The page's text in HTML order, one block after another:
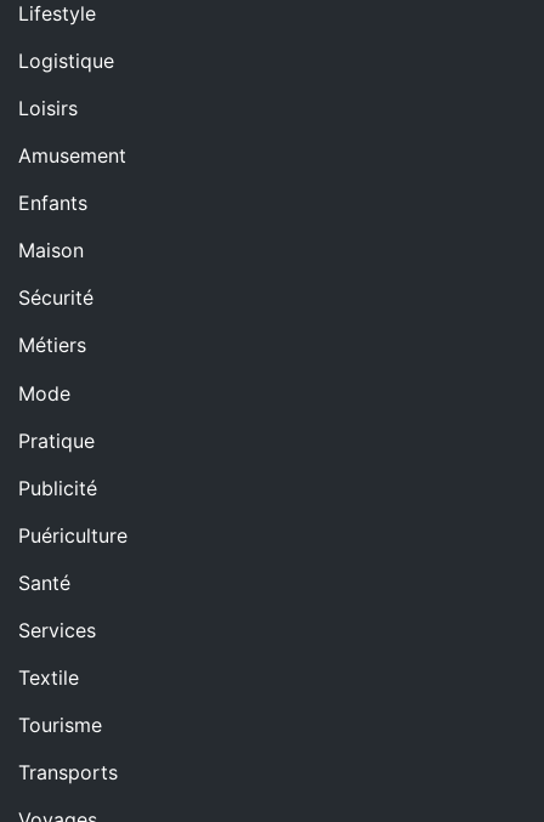
Lifestyle
Logistique
Loisirs
Amusement
Enfants
Maison
Sécurité
Métiers
Mode
Pratique
Publicité
Puériculture
Santé
Services
Textile
Tourisme
Transports